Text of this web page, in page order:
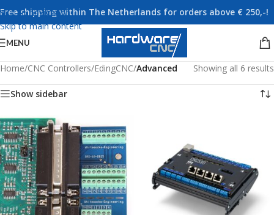
Skip to navigation
Skip to main content
Free shipping within The Netherlands for orders above € 250,-!
MENU
Home/CNC Controllers/EdingCNC/Advanced Showing all 6 results
Show sidebar